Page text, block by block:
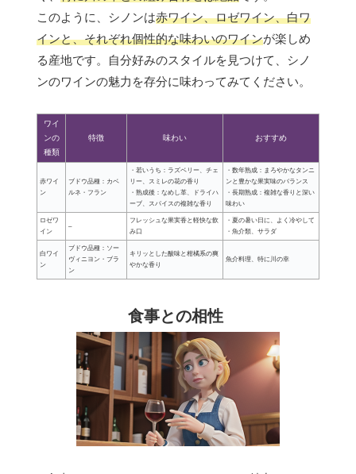
このように、シノンは赤ワイン、ロゼワイン、白ワ
インと、それぞれ個性的な味わいのワインが楽しめ
る産地です。自分好みのスタイルを見つけて、シノ
ンのワインの魅力を存分に味わってみてください。
ワイ
ンの
種類
特徴 味わい おすすめ
赤ワイ
ン
ブドウ品種：カベ
ルネ・フラン
・若いうち：ラズベリー、チェ
リー、スミレの花の香り
・熟成後：なめし革、ドライハ
ーブ、スパイスの複雑な香り
・数年熟成：まろやかなタンニ
ンと豊かな果実味のバランス
・長期熟成：複雑な香りと深い
味わい
ロゼワ
イン
–
フレッシュな果実香と軽快な飲
み口
・夏の暑い日に、よく冷やして
・魚介類、サラダ
白ワイ
ン
ブドウ品種：ソー
ヴィニヨン・ブラ
ン
キリッとした酸味と柑橘系の爽
やかな香り
魚介料理、特に川の幸
食事との相性